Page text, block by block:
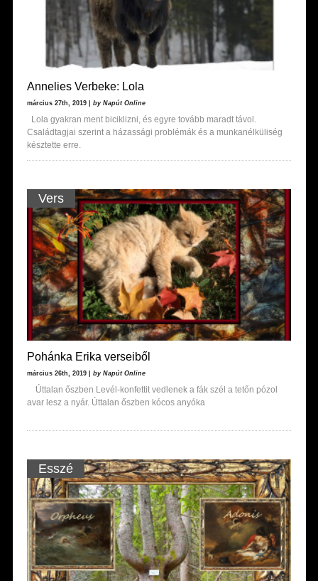
Annelies Verbeke: Lola
március 27th, 2019 | by Napút Online
Lola gyakran ment biciklizni, és egyre tovább maradt távol.
Családtagjai szerint a házassági problémák és a munkanélküliség
késztette erre.
Vers
Pohánka Erika verseiből
március 26th, 2019 | by Napút Online
Úttalan őszben Levél-konfettit vedlenek a fák szél a tetőn pózol
avar lesz a nyár. Úttalan őszben kócos anyóka
Esszé